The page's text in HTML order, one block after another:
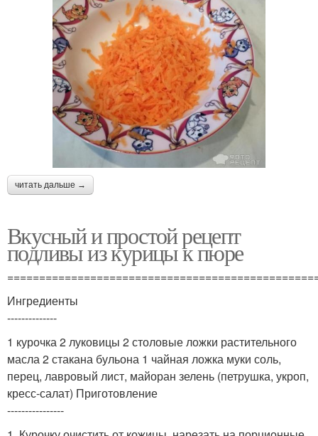
читать дальше →
Вкусный и простой рецепт
подливы из курицы к пюре
Ингредиенты
--------------
1 курочка 2 луковицы 2 столовые ложки растительного
масла 2 стакана бульона 1 чайная ложка муки соль,
перец, лавровый лист, майоран зелень (петрушка, укроп,
кресс-салат) Приготовление
----------------